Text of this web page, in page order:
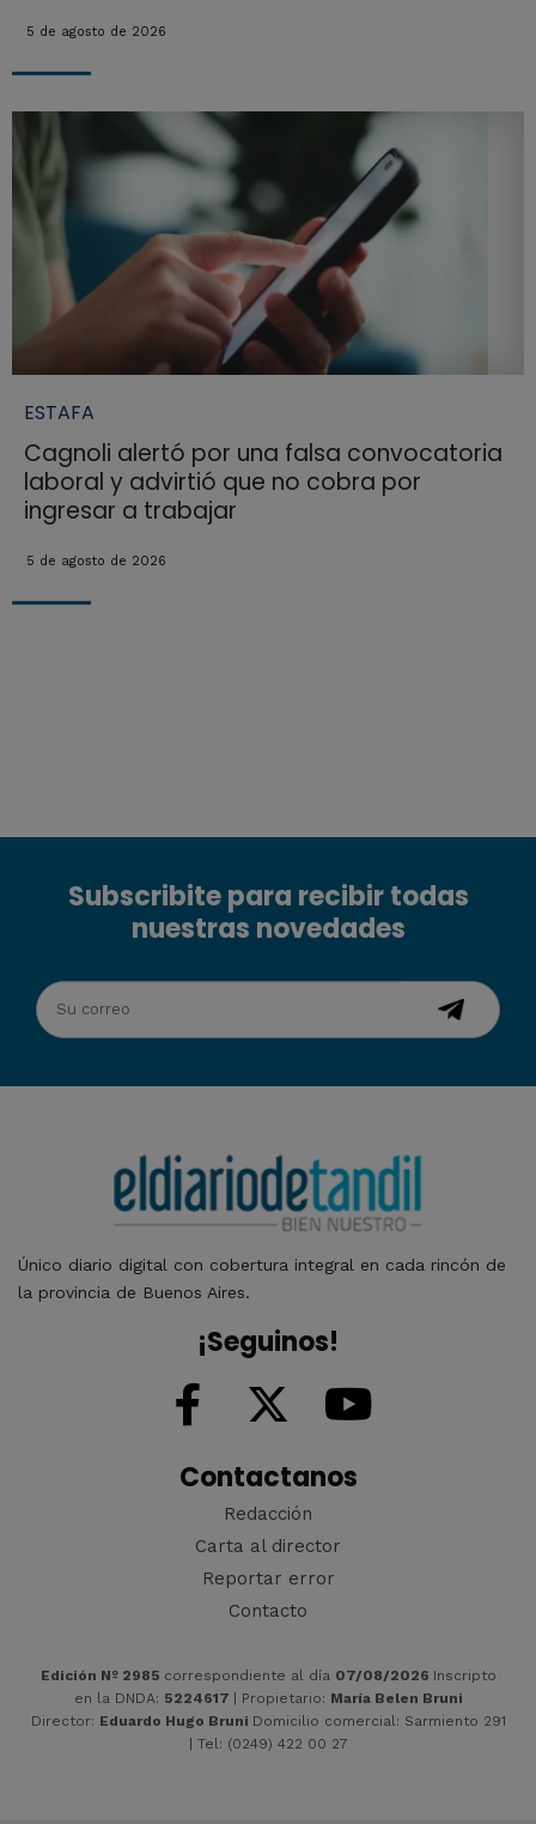
5 de agosto de 2026
ESTAFA
Cagnoli alertó por una falsa convocatoria
laboral y advirtió que no cobra por
ingresar a trabajar
5 de agosto de 2026
Subscribite para recibir todas
nuestras novedades
Único diario digital con cobertura integral en cada rincón de
la provincia de Buenos Aires.
¡Seguinos!
Contactanos
Redacción
Carta al director
Reportar error
Contacto
Edición Nº 2985 correspondiente al día 07/08/2026 Inscripto
en la DNDA: 5224617 | Propietario: María Belen Bruni
Director: Eduardo Hugo Bruni Domicilio comercial: Sarmiento 291
| Tel: (0249) 422 00 27